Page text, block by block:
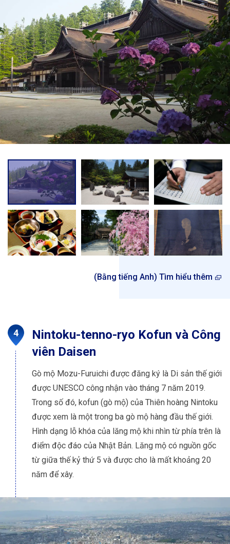
(Bằng tiếng Anh) Tìm hiểu thêm
Nintoku-tenno-ryo Kofun và Công
viên Daisen
Gò mộ Mozu-Furuichi được đăng ký là Di sản thế giới
được UNESCO công nhận vào tháng 7 năm 2019.
Trong số đó, kofun (gò mộ) của Thiên hoàng Nintoku
được xem là một trong ba gò mộ hàng đầu thế giới.
Hình dạng lỗ khóa của lăng mộ khi nhìn từ phía trên là
điểm độc đáo của Nhật Bản. Lăng mộ có nguồn gốc
từ giữa thế kỷ thứ 5 và được cho là mất khoảng 20
năm để xây.